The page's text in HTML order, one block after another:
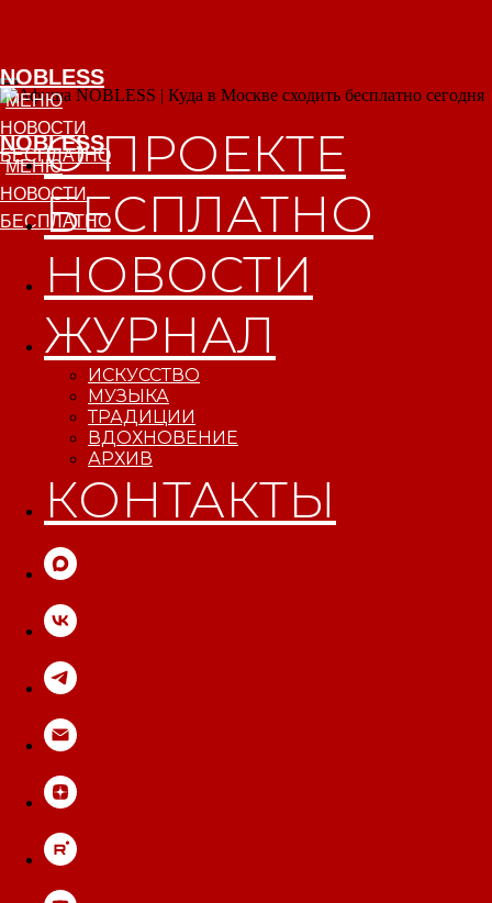
NOBLESS
МЕНЮ
NOBLESS
МЕНЮ
О ПРОЕКТЕ
БЕСПЛАТНО
НОВОСТИ
ЖУРНАЛ
ИСКУССТВО
МУЗЫКА
ТРАДИЦИИ
ВДОХНОВЕНИЕ
АРХИВ
КОНТАКТЫ